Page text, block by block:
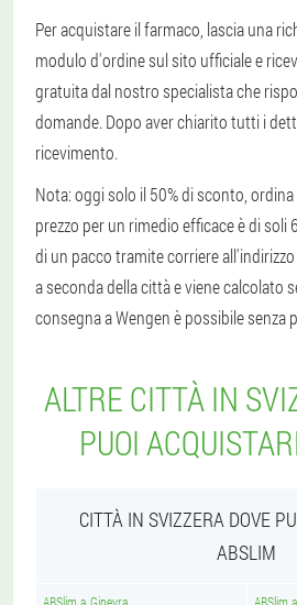
Per acquistare il farmaco, lascia una
modulo d'ordine sul sito ufficiale e
gratuita dal nostro specialista che
domande. Dopo aver chiarito tutti i
ricevimento.
Nota: oggi solo il 50% di sconto,
prezzo per un rimedio efficace è di soli
di un pacco tramite corriere
a seconda della città e viene calcolato
consegna a Wengen è possibile senza
ALTRE CITTÀ IN
PUOI
CITTÀ IN SVIZZERA DOVE
ABSLIM